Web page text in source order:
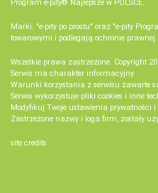
Program e-pity® Najlepsze w POLSCE.
Marki: "e-pity po prostu" oraz "e-pity
towarowymi i podlegają ochronie prawnej.
Wszelkie prawa zastrzeżone. Copyright
Serwis ma charakter informacyjny.
Warunki korzystania z serwisu zawarte
Serwis wykorzystuje pliki cookies i inne
Modyfikuj Twoje ustawienia prywatności i
Zastrzeżone nazwy i loga firm, zostały
site credits